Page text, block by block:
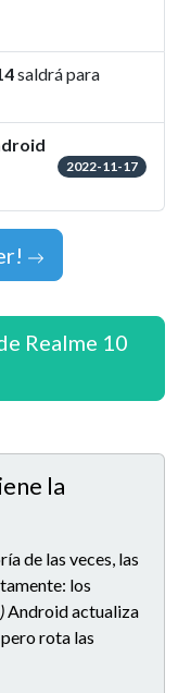
saldrá para
2022-11-17
Realme 10
la
de las veces, las
los
Android actualiza
rota las